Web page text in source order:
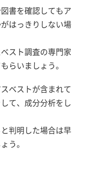
書を確認してもア
はっきりしない場
スト調査の専門家
らいましょう。
ベストが含まれて
て、成分分析をし
判明した場合は早
う。